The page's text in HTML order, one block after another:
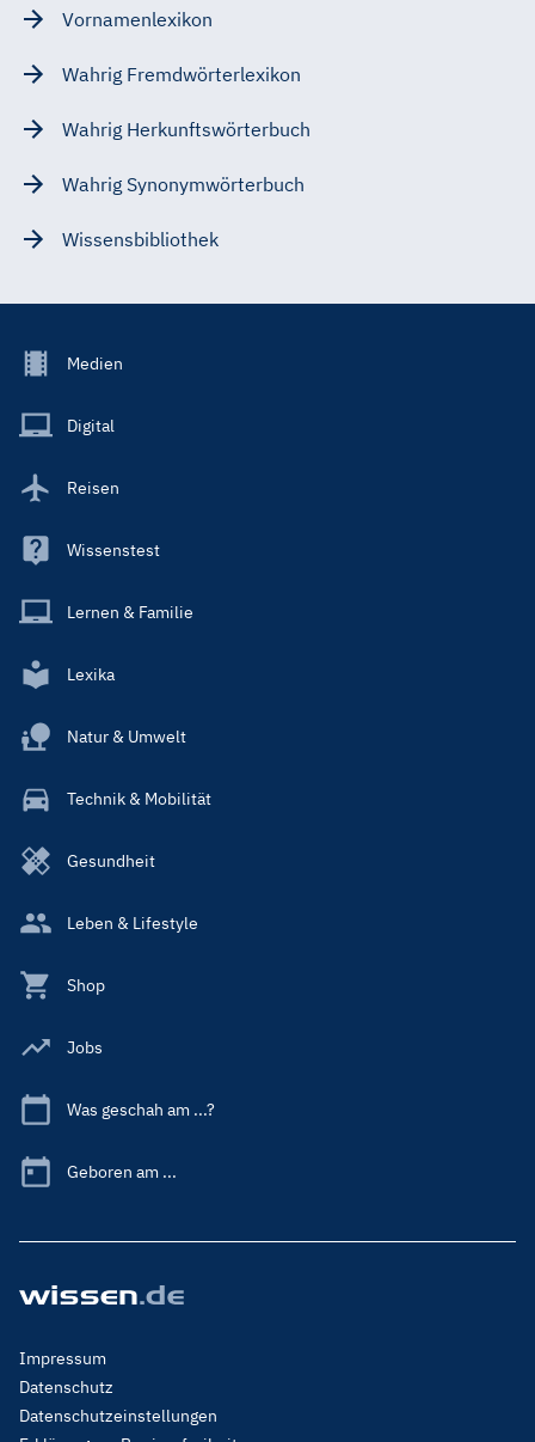
Vornamenlexikon
Wahrig Fremdwörterlexikon
Wahrig Herkunftswörterbuch
Wahrig Synonymwörterbuch
Wissensbibliothek
Footer
Main
Medien
Digital
Reisen
Wissenstest
Lernen & Familie
Lexika
Natur & Umwelt
Technik & Mobilität
Gesundheit
Leben & Lifestyle
Shop
Jobs
Was geschah am ...?
Geboren am ...
Footer
Menu
Legal
Impressum
Datenschutz
Datenschutzeinstellungen